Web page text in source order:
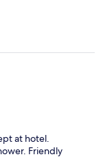
at hotel.
Friendly